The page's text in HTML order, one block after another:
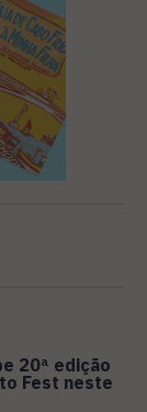
20ª edição
Fest neste